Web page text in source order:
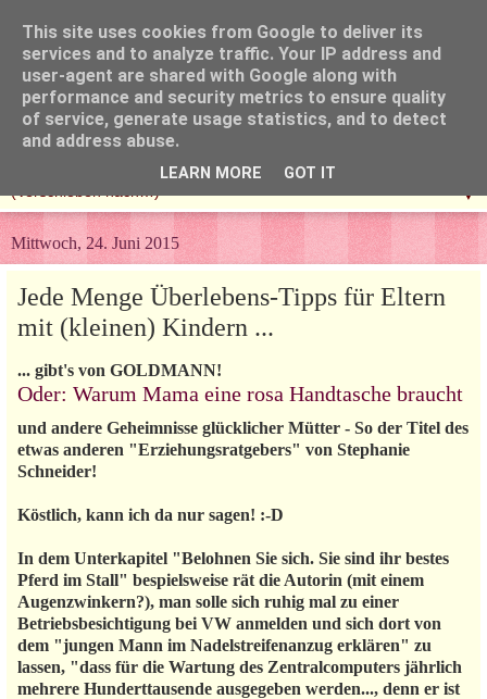
▼
Mittwoch, 24. Juni 2015
Jede Menge Überlebens-Tipps für Eltern
mit (kleinen) Kindern ...
... gibt's von GOLDMANN!
Oder: Warum Mama eine rosa Handtasche braucht
und andere Geheimnisse glücklicher Mütter - So der Titel des
etwas anderen "Erziehungsratgebers" von Stephanie
Schneider!
Köstlich, kann ich da nur sagen! :-D
In dem Unterkapitel "Belohnen Sie sich. Sie sind ihr bestes
Pferd im Stall" bespielsweise rät die Autorin (mit einem
Augenzwinkern?), man solle sich ruhig mal zu einer
Betriebsbesichtigung bei VW anmelden und sich dort von
dem "jungen Mann im Nadelstreifenanzug erklären" zu
lassen, "dass für die Wartung des Zentralcomputers jährlich
mehrere Hunderttausende ausgegeben werden..., denn er ist
This site uses cookies from Google to deliver its
services and to analyze traffic. Your IP address and
user-agent are shared with Google along with
performance and security metrics to ensure quality
of service, generate usage statistics, and to detect
and address abuse.
LEARN MORE GOT IT